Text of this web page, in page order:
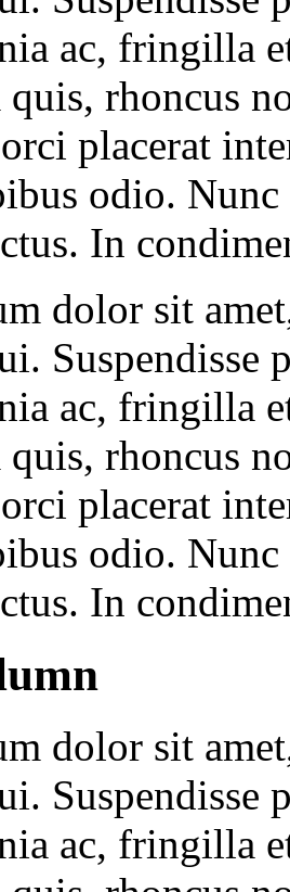
ac, fringilla
rhoncus
placerat
odio.
In
dolor sit
Suspendisse
ac, fringilla
rhoncus
placerat
odio.
In
dolor sit
Suspendisse
ac, fringilla